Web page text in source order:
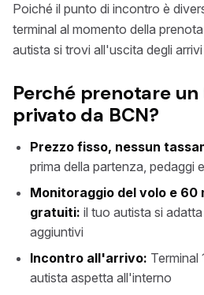
Poiché il punto di incontro è
terminal al momento della
autista si trovi all'uscita degli
Perché prenotare
privato da BCN?
Prezzo fisso, nessun
prima della partenza, pedaggi
Monitoraggio del volo e 60
gratuiti: il tuo autista si
aggiuntivi
Incontro all'arrivo: Terminal
autista aspetta all'interno